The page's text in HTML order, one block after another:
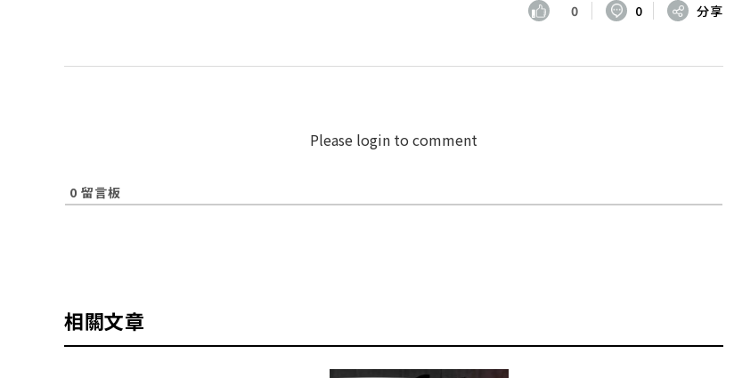
0 0 分享
Please login to comment
0 留言板
相關文章